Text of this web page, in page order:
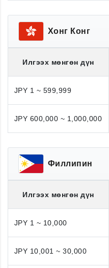
Хонг Конг
Илгээх мөнгөн дүн
JPY 1 ~ 599,999
JPY 600,000 ~ 1,000,000
Филлипин
Илгээх мөнгөн дүн
JPY 1 ~ 10,000
JPY 10,001 ~ 30,000